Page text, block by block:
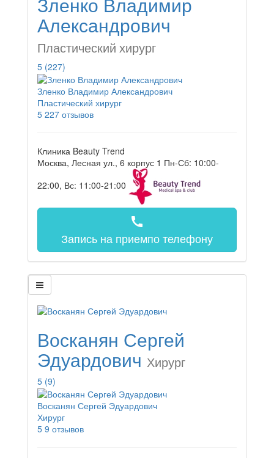
Александрович
Пластический хирург
5 (227)
Зленко Владимир Александрович
Пластический хирург
5 227 отзывов
Клиника Beauty Trend
Москва, Лесная ул., 6 корпус 1 Пн-Сб: 10:00-
22:00, Вс: 11:00-21:00
call
Запись на приемпо телефону
Восканян Сергей
Эдуардович Хирург
5 (9)
Восканян Сергей Эдуардович
Хирург
5 9 отзывов